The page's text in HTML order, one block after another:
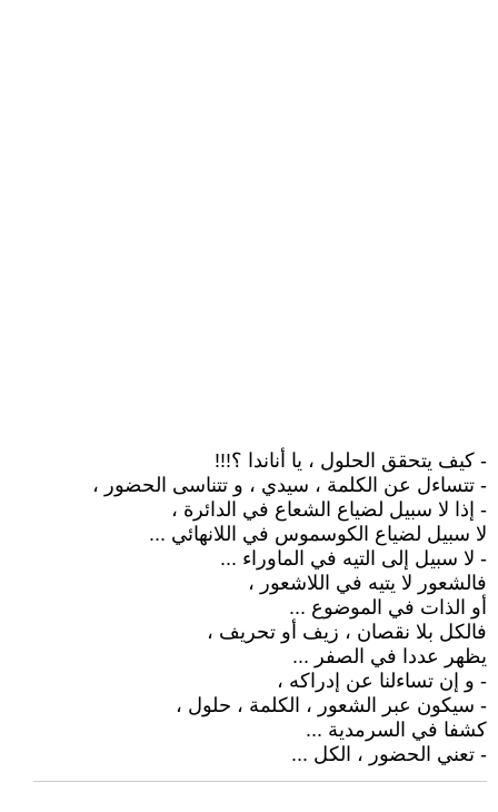
- كيف يتحقق الحلول ، يا أناندا ؟!!!
- تتساءل عن الكلمة ، سيدي ، و تتناسى الحضور ،
- إذا لا سبيل لضياع الشعاع في الدائرة ،
لا سبيل لضياع الكوسموس في اللانهائي ...
- لا سبيل إلى التيه في الماوراء ...
فالشعور لا يتيه في اللاشعور ،
أو الذات في الموضوع ...
فالكل بلا نقصان ، زيف أو تحريف ،
يظهر عددا في الصفر ...
- و إن تساءلنا عن إدراكه ،
- سيكون عبر الشعور ، الكلمة ، حلول ،
كشفا في السرمدية ...
- تعني الحضور ، الكل ...